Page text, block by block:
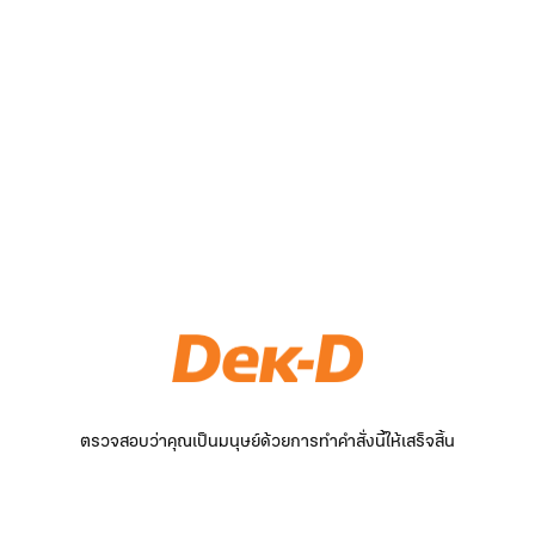
ตรวจสอบว่าคุณเป็นมนุษย์ด้วยการทำคำสั่งนี้ให้เสร็จสิ้น